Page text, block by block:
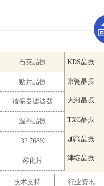
石英晶振
贴片晶振
谐振器滤波器
温补晶振
32.768K
雾化片
KDS晶振
京瓷晶振
大河晶振
TXC晶振
加高晶振
津绽晶振
SMI晶振
技术支持 行业资讯